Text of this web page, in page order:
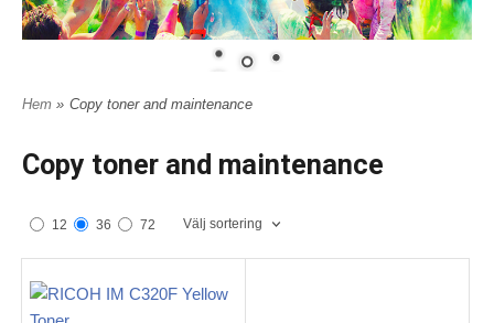
Hem » Copy toner and maintenance
Copy toner and maintenance
12 36 72 Välj sortering